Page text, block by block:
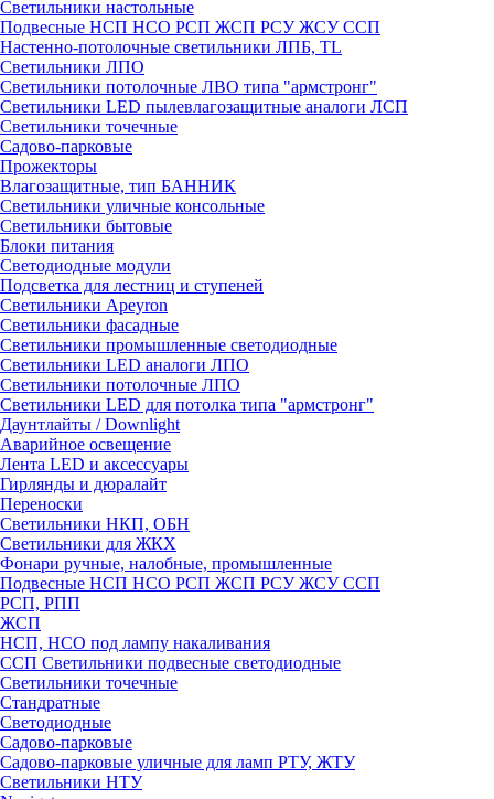
Светильники настольные
Подвесные НСП НСО РСП ЖСП РСУ ЖСУ ССП
Настенно-потолочные светильники ЛПБ, TL
Светильники ЛПО
Светильники потолочные ЛВО типа "армстронг"
Светильники LED пылевлагозащитные аналоги ЛСП
Светильники точечные
Садово-парковые
Прожекторы
Влагозащитные, тип БАННИК
Светильники уличные консольные
Светильники бытовые
Блоки питания
Светодиодные модули
Подсветка для лестниц и ступеней
Светильники Apeyron
Светильники фасадные
Светильники промышленные светодиодные
Светильники LED аналоги ЛПО
Светильники потолочные ЛПО
Светильники LED для потолка типа "армстронг"
Даунтлайты / Downlight
Аварийное освещение
Лента LED и аксессуары
Гирлянды и дюралайт
Переноски
Светильники НКП, ОБН
Светильники для ЖКХ
Фонари ручные, налобные, промышленные
Подвесные НСП НСО РСП ЖСП РСУ ЖСУ ССП
РСП, РПП
ЖСП
НСП, НСО под лампу накаливания
ССП Светильники подвесные светодиодные
Светильники точечные
Стандратные
Светодиодные
Садово-парковые
Садово-парковые уличные для ламп РТУ, ЖТУ
Светильники НТУ